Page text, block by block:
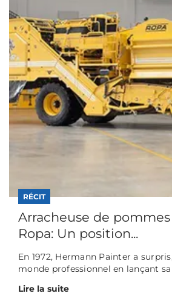
RÉCIT
Arracheuse de
Ropa: Un position...
En 1972, Hermann Painter a
monde professionnel en lançant
Lire la suite